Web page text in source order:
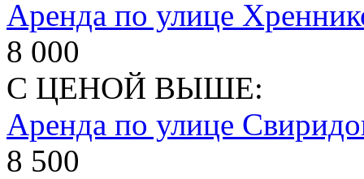
Аренда по улице
8 000
С ЦЕНОЙ ВЫШЕ:
Аренда по улице
8 500